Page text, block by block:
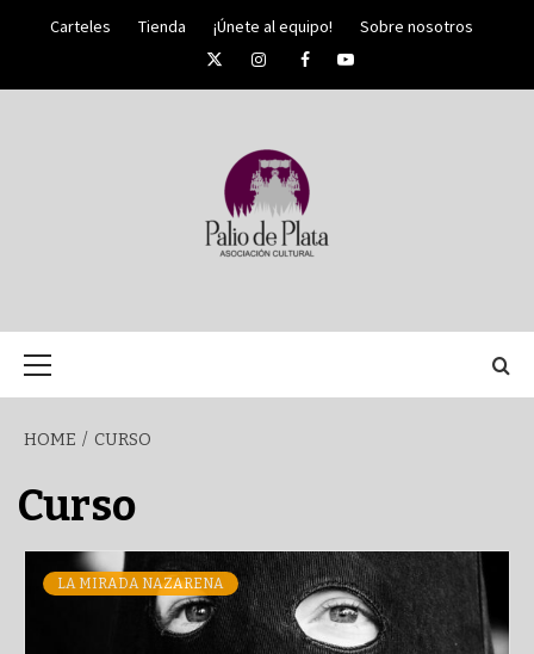
Carteles Tienda ¡Únete al equipo!
Sobre nosotros
TwitterInstagramFacebookYouTube
SEMANA
SANTA DE
MÁLAGA
HOME CURSO
Curso
LA MIRADA NAZARENA